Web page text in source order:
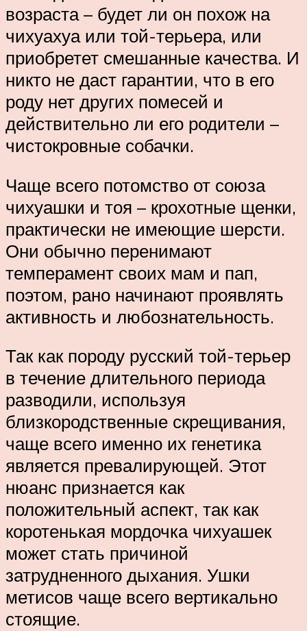
возраста – будет ли он похож на
чихуахуа или той-терьера, или
приобретет смешанные качества. И
никто не даст гарантии, что в его
роду нет других помесей и
действительно ли его родители –
чистокровные собачки.
Чаще всего потомство от союза
чихуашки и тоя – крохотные щенки,
практически не имеющие шерсти.
Они обычно перенимают
темперамент своих мам и пап,
поэтом, рано начинают проявлять
активность и любознательность.
Так как породу русский той-терьер
в течение длительного периода
разводили, используя
близкородственные скрещивания,
чаще всего именно их генетика
является превалирующей. Этот
нюанс признается как
положительный аспект, так как
коротенькая мордочка чихуашек
может стать причиной
затрудненного дыхания. Ушки
метисов чаще всего вертикально
стоящие.